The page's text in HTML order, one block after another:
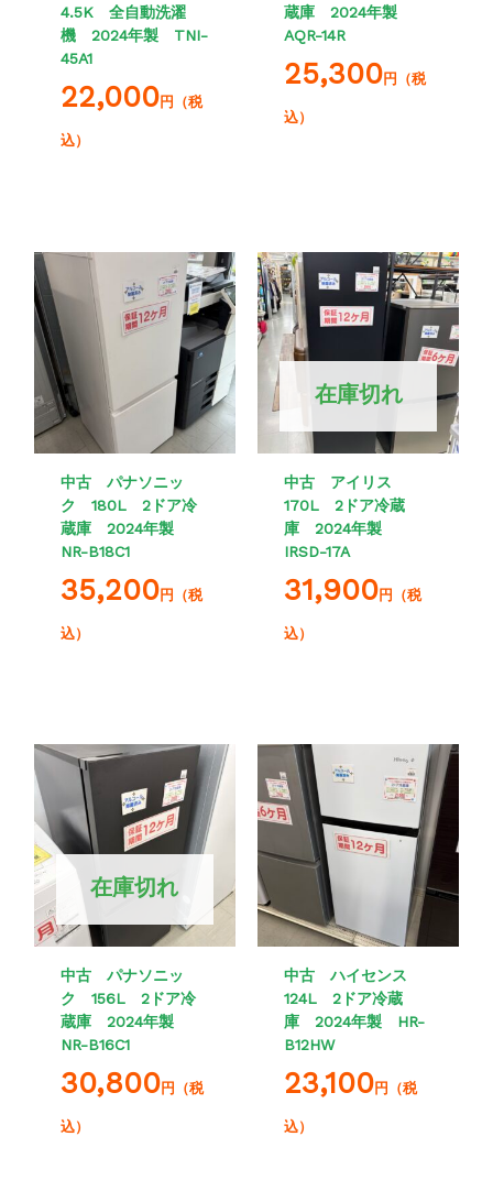
4.5K 全自動洗濯
機 2024年製 TNI-
45A1
22,000円（税
込）
蔵庫 2024年製
AQR-14R
25,300円（税
込）
中古 パナソニッ
ク 180L 2ドア冷
蔵庫 2024年製
NR-B18C1
35,200円（税
込）
在庫切れ
中古 アイリス
170L 2ドア冷蔵
庫 2024年製
IRSD-17A
31,900円（税
込）
在庫切れ
中古 パナソニッ
ク 156L 2ドア冷
蔵庫 2024年製
NR-B16C1
30,800円（税
込）
中古 ハイセンス
124L 2ドア冷蔵
庫 2024年製 HR-
B12HW
23,100円（税
込）